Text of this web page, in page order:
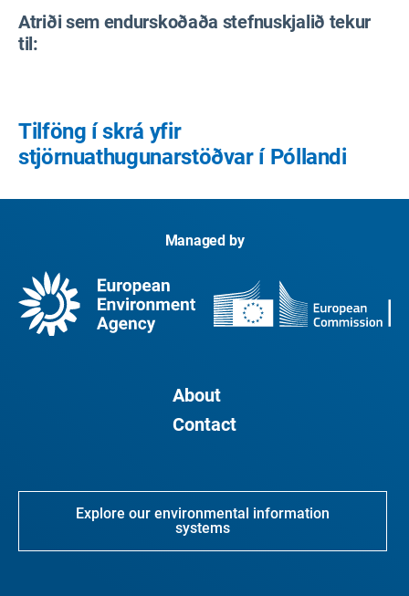
Atriði sem endurskoðaða stefnuskjalið tekur
til:
Tilföng í skrá yfir
stjörnuathugunarstöðvar í Póllandi
Managed by
About
Contact
Explore our environmental information
systems